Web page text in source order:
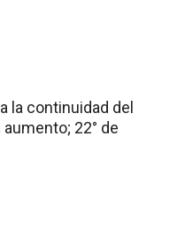
la continuidad del
22° de